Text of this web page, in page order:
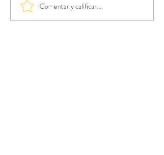
Comentar y calificar...